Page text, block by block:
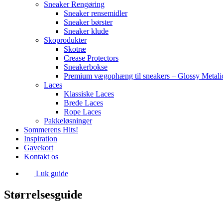
Sneaker Rengøring
Sneaker rensemidler
Sneaker børster
Sneaker klude
Skoprodukter
Skotræ
Crease Protectors
Sneakerbokse
Premium vægophæng til sneakers – Glossy
Laces
Klassiske Laces
Brede Laces
Rope Laces
Pakkeløsninger
Sommerens Hits!
Inspiration
Gavekort
Kontakt os
Luk guide
Størrelsesguide